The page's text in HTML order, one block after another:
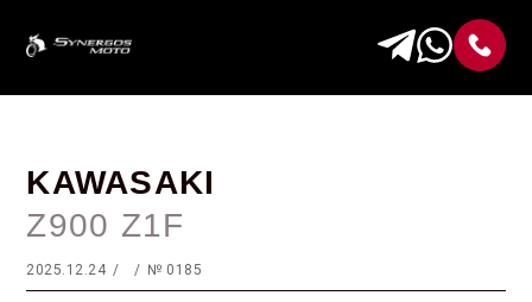
KAWASAKI
Z900 Z1F
2025.12.24 № 0185